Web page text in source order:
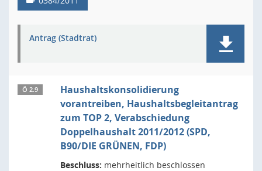
Antrag (Stadtrat)
Ö 2.9
Haushaltskonsolidierung
vorantreiben, Haushaltsbegleitantrag
zum TOP 2, Verabschiedung
Doppelhaushalt 2011/2012 (SPD,
B90/DIE GRÜNEN, FDP)
Beschluss: mehrheitlich beschlossen